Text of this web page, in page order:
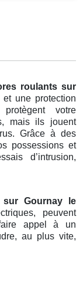
roulants sur
une protection
votre
mais ils jouent
Grâce à des
possessions et
d’intrusion,
Gournay le
peuvent
appel à un
au plus vite,